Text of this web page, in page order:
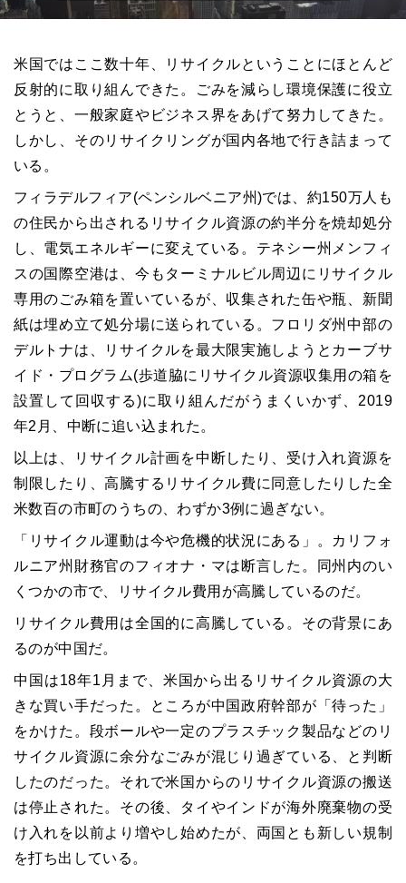
米国ではここ数十年、リサイクルということにほとんど
反射的に取り組んできた。ごみを減らし環境保護に役立
とうと、一般家庭やビジネス界をあげて努力してきた。
しかし、そのリサイクリングが国内各地で行き詰まって
いる。
フィラデルフィア(ペンシルベニア州)では、約150万人も
の住民から出されるリサイクル資源の約半分を焼却処分
し、電気エネルギーに変えている。テネシー州メンフィ
スの国際空港は、今もターミナルビル周辺にリサイクル
専用のごみ箱を置いているが、収集された缶や瓶、新聞
紙は埋め立て処分場に送られている。フロリダ州中部の
デルトナは、リサイクルを最大限実施しようとカーブサ
イド・プログラム(歩道脇にリサイクル資源収集用の箱を
設置して回収する)に取り組んだがうまくいかず、2019
年2月、中断に追い込まれた。
以上は、リサイクル計画を中断したり、受け入れ資源を
制限したり、高騰するリサイクル費に同意したりした全
米数百の市町のうちの、わずか3例に過ぎない。
「リサイクル運動は今や危機的状況にある」。カリフォ
ルニア州財務官のフィオナ・マは断言した。同州内のい
くつかの市で、リサイクル費用が高騰しているのだ。
リサイクル費用は全国的に高騰している。その背景にあ
るのが中国だ。
中国は18年1月まで、米国から出るリサイクル資源の大
きな買い手だった。ところが中国政府幹部が「待った」
をかけた。段ボールや一定のプラスチック製品などのリ
サイクル資源に余分なごみが混じり過ぎている、と判断
したのだった。それで米国からのリサイクル資源の搬送
は停止された。その後、タイやインドが海外廃棄物の受
け入れを以前より増やし始めたが、両国とも新しい規制
を打ち出している。